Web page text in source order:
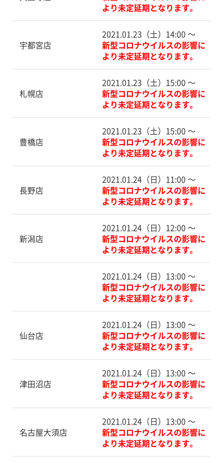
より未定延期となります。
宇都宮店
2021.01.23（土）14:00 〜
新型コロナウイルスの影響に
より未定延期となります。
札幌店
2021.01.23（土）15:00 〜
新型コロナウイルスの影響に
より未定延期となります。
豊橋店
2021.01.23（土）15:00 〜
新型コロナウイルスの影響に
より未定延期となります。
長野店
2021.01.24（日）11:00 〜
新型コロナウイルスの影響に
より未定延期となります。
新潟店
2021.01.24（日）12:00 〜
新型コロナウイルスの影響に
より未定延期となります。
2021.01.24（日）13:00 〜
新型コロナウイルスの影響に
より未定延期となります。
仙台店
2021.01.24（日）13:00 〜
新型コロナウイルスの影響に
より未定延期となります。
津田沼店
2021.01.24（日）13:00 〜
新型コロナウイルスの影響に
より未定延期となります。
名古屋大須店
2021.01.24（日）13:00 〜
新型コロナウイルスの影響に
より未定延期となります。